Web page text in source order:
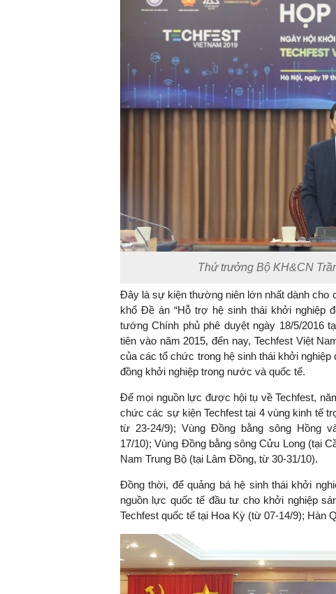
Thứ trưởng Bộ KH&CN
Đây là sự kiện thường niên lớn nhất dành cho
khổ Đề án “Hỗ trợ hệ sinh thái khởi nghiệp
tướng Chính phủ phê duyệt ngày 18/5/2016
tiên vào năm 2015, đến nay, Techfest Việt
của các tổ chức trong hệ sinh thái khởi
đồng khởi nghiệp trong nước và quốc tế.
Để mọi nguồn lực được hội tụ về Techfest,
chức các sự kiện Techfest tại 4 vùng kinh tế
từ 23-24/9); Vùng Đồng bằng sông Hồng
17/10); Vùng Đồng bằng sông Cửu Long (tại
Nam Trung Bộ (tại Lâm Đồng, từ 30-31/10).
Đồng thời, để quảng bá hệ sinh thái khởi
nguồn lực quốc tế đầu tư cho khởi nghiệp
Techfest quốc tế tại Hoa Kỳ (từ 07-14/9); Hàn
TS. Nguyễn Đức Độ - Phó
Viện Kinh tế Tài chính
"Có rất nhiều việc
ngay từ bây giờ và
đang được tiến
nghệ; ban hành các
khuyến khích đổi
khởi nghiệp..."